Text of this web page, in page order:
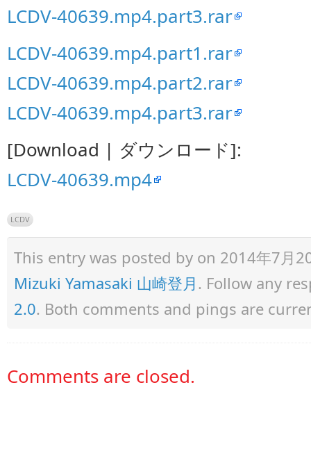
LCDV-40639.mp4.part3.rar
LCDV-40639.mp4.part1.rar
LCDV-40639.mp4.part2.rar
LCDV-40639.mp4.part3.rar
[Download | ダウンロード]:
LCDV-40639.mp4
LCDV
This entry was posted by on 2014年7月
Mizuki Yamasaki 山崎登月 . Follow any
2.0. Both comments and pings are
Comments are closed.